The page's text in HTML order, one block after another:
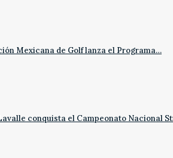
Mexicana de Golf lanza el Programa…
conquista el Campeonato Nacional